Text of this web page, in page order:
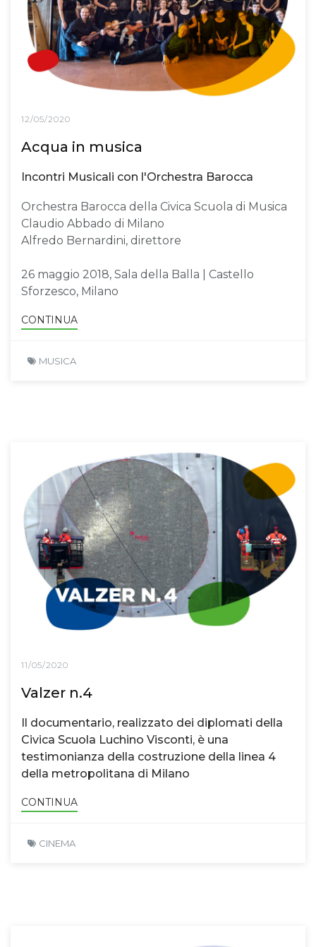
12/05/2020
Acqua in musica
Incontri Musicali con l'Orchestra Barocca
Orchestra Barocca della Civica Scuola di Musica
Claudio Abbado di Milano
Alfredo Bernardini, direttore
26 maggio 2018, Sala della Balla | Castello
Sforzesco, Milano
CONTINUA
MUSICA
11/05/2020
Valzer n.4
Il documentario, realizzato dei diplomati della
Civica Scuola Luchino Visconti, è una
testimonianza della costruzione della linea 4
della metropolitana di Milano
CONTINUA
CINEMA